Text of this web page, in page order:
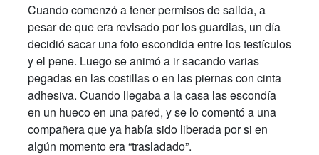
Cuando comenzó a tener permisos de salida, a
pesar de que era revisado por los guardias, un día
decidió sacar una foto escondida entre los testículos
y el pene. Luego se animó a ir sacando varias
pegadas en las costillas o en las piernas con cinta
adhesiva. Cuando llegaba a la casa las escondía
en un hueco en una pared, y se lo comentó a una
compañera que ya había sido liberada por si en
algún momento era “trasladado”.